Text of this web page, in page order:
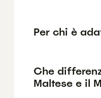
Per chi è
Che
Maltese e il